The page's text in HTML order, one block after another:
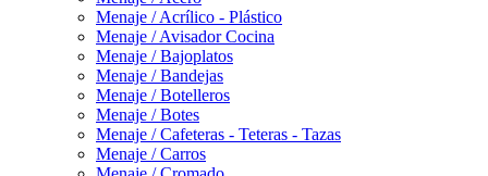
Menaje / Acrílico - Plástico
Menaje / Avisador Cocina
Menaje / Bajoplatos
Menaje / Bandejas
Menaje / Botelleros
Menaje / Botes
Menaje / Cafeteras - Teteras - Tazas
Menaje / Carros